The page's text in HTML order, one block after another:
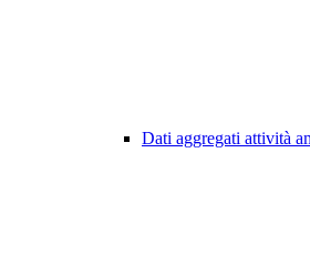
Dati aggregati attività